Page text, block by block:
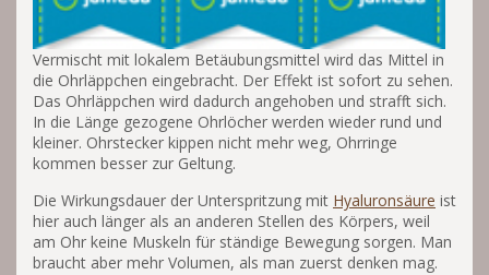
Vermischt mit lokalem Betäubungsmittel wird das Mittel in
die Ohrläppchen eingebracht. Der Effekt ist sofort zu sehen.
Das Ohrläppchen wird dadurch angehoben und strafft sich.
In die Länge gezogene Ohrlöcher werden wieder rund und
kleiner. Ohrstecker kippen nicht mehr weg, Ohrringe
kommen besser zur Geltung.
Die Wirkungsdauer der Unterspritzung mit Hyaluronsäure ist
hier auch länger als an anderen Stellen des Körpers, weil
am Ohr keine Muskeln für ständige Bewegung sorgen. Man
braucht aber mehr Volumen, als man zuerst denken mag.